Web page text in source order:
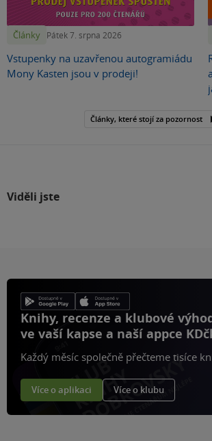
Články Pátek 7. srpna 2026
Vstupenky na uzavřenou autogramiádu
Mony Kasten jsou v prodeji!
Články, které stojí za pozornost
Viděli jste
Knihy, recenze a klubové
ve vaší kapse a naší appce
Každý měsíc společně přečteme tisíce
Více o aplikaci Více o klubu